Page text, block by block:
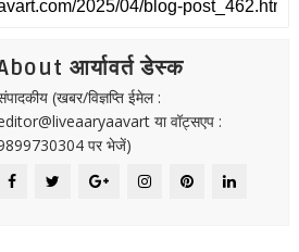
आर्यावर्त डेस्क
(खबर/विज्ञप्ति ईमेल :
या वॉट्सएप :
पर भेजें)